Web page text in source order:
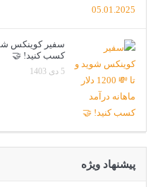
کسب کنید! 🤝
5 دی 1403
پیشنهاد ویژه